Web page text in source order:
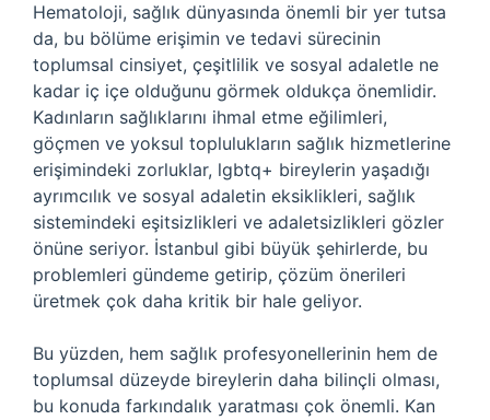
Hematoloji, sağlık dünyasında önemli bir yer tutsa
da, bu bölüme erişimin ve tedavi sürecinin
toplumsal cinsiyet, çeşitlilik ve sosyal adaletle ne
kadar iç içe olduğunu görmek oldukça önemlidir.
Kadınların sağlıklarını ihmal etme eğilimleri,
göçmen ve yoksul toplulukların sağlık hizmetlerine
erişimindeki zorluklar, lgbtq+ bireylerin yaşadığı
ayrımcılık ve sosyal adaletin eksiklikleri, sağlık
sistemindeki eşitsizlikleri ve adaletsizlikleri gözler
önüne seriyor. İstanbul gibi büyük şehirlerde, bu
problemleri gündeme getirip, çözüm önerileri
üretmek çok daha kritik bir hale geliyor.
Bu yüzden, hem sağlık profesyonellerinin hem de
toplumsal düzeyde bireylerin daha bilinçli olması,
bu konuda farkındalık yaratması çok önemli. Kan